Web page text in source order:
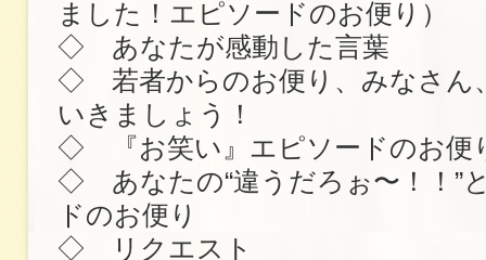
ました！エピソードのお便り）
◇ あなたが感動した言葉
◇ 若者からのお便り、みなさん
いきましょう！
◇ 『お笑い』エピソードのお便
◇ あなたの“違うだろぉ〜！！”
ドのお便り
◇ リクエスト